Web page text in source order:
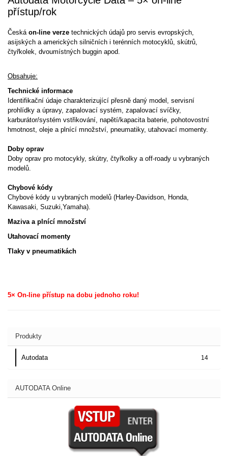
přístup/rok
Česká on-line verze technických údajů pro servis evropských,
asijských a amerických silničních i terénních motocyklů, skútrů,
čtyřkolek, dvoumístných buggin apod.
Obsahuje:
Technické informace
Identifikační údaje charakterizující přesně daný model, servisní
prohlídky a úpravy, zapalovací systém, zapalovací svíčky,
karburátor/systém vstřikování, napětí/kapacita baterie, pohotovostní
hmotnost, oleje a plnící množství, pneumatiky, utahovací momenty.
Doby oprav
Doby oprav pro motocykly, skútry, čtyřkolky a off-roady u vybraných
modelů.
Chybové kódy
Chybové kódy u vybraných modelů (Harley-Davidson, Honda,
Kawasaki, Suzuki,Yamaha).
Maziva a plnící množství
Utahovací momenty
Tlaky v pneumatikách
5× On-line přístup na dobu jednoho roku!
Produkty
Autodata 14
AUTODATA Online